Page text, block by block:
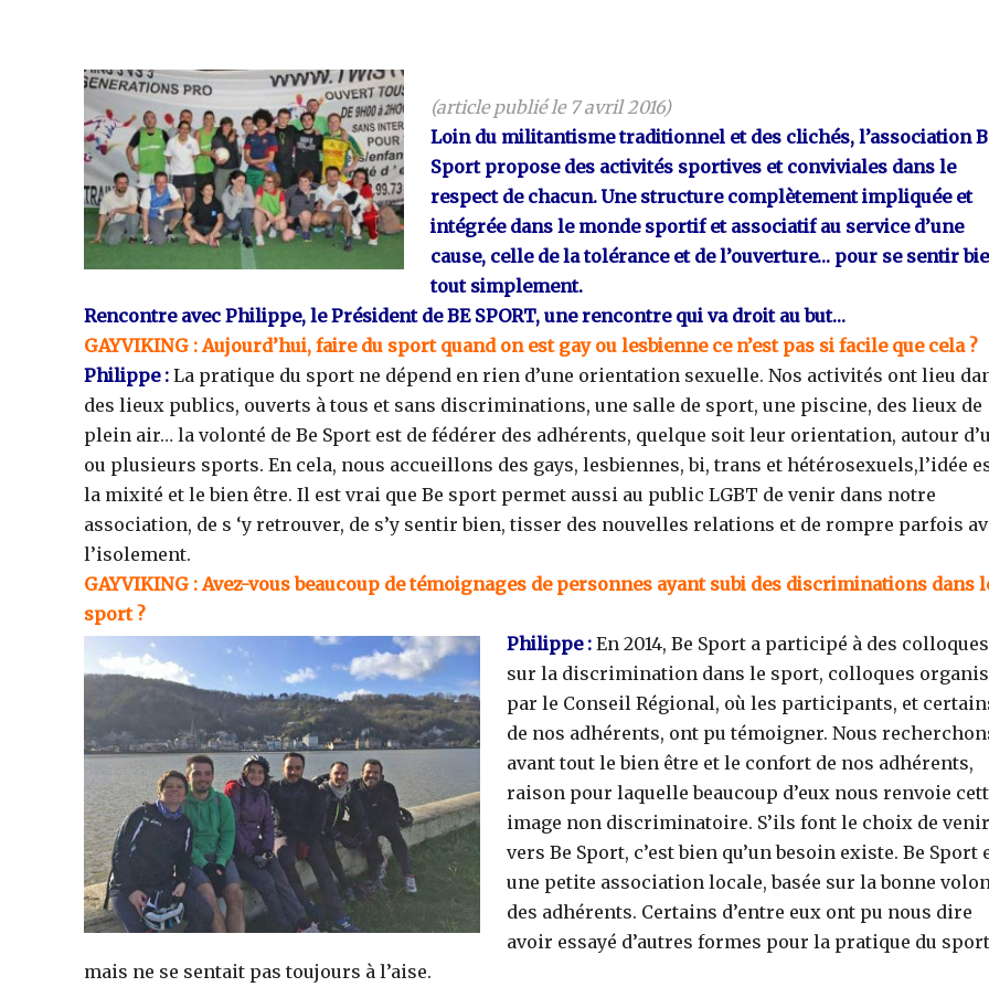
(article publié le 7 avril 2016)
Loin du militantisme traditionnel et des clichés, l’association
Sport propose des activités sportives et conviviales dans le
respect de chacun. Une structure complètement impliquée et
intégrée dans le monde sportif et associatif au service d’une
cause, celle de la tolérance et de l’ouverture… pour se sentir
tout simplement.
Rencontre avec Philippe, le Président de BE SPORT, une rencontre qui va droit au but…
GAYVIKING : Aujourd’hui, faire du sport quand on est gay ou lesbienne ce n’est pas si facile que cela ?
Philippe : La pratique du sport ne dépend en rien d’une orientation sexuelle. Nos activités ont lieu
des lieux publics, ouverts à tous et sans discriminations, une salle de sport, une piscine, des lieux de
plein air… la volonté de Be Sport est de fédérer des adhérents, quelque soit leur orientation, autour
ou plusieurs sports. En cela, nous accueillons des gays, lesbiennes, bi, trans et hétérosexuels,l’idée
la mixité et le bien être. Il est vrai que Be sport permet aussi au public LGBT de venir dans notre
association, de s ‘y retrouver, de s’y sentir bien, tisser des nouvelles relations et de rompre parfois
l’isolement.
GAYVIKING : Avez-vous beaucoup de témoignages de personnes ayant subi des discriminations dans
sport ?
Philippe : En 2014, Be Sport a participé à des colloques
sur la discrimination dans le sport, colloques
par le Conseil Régional, où les participants, et
de nos adhérents, ont pu témoigner. Nous
avant tout le bien être et le confort de nos adhérents,
raison pour laquelle beaucoup d’eux nous renvoie
image non discriminatoire. S’ils font le choix de venir
vers Be Sport, c’est bien qu’un besoin existe. Be Sport
une petite association locale, basée sur la bonne
des adhérents. Certains d’entre eux ont pu nous dire
avoir essayé d’autres formes pour la pratique du sport
mais ne se sentait pas toujours à l’aise.